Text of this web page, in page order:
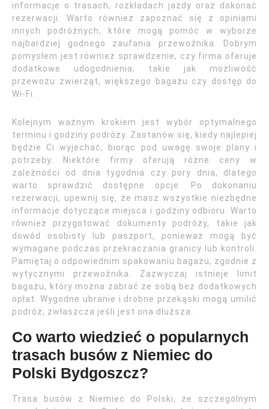
informacje o trasach, rozkładach jazdy oraz dokonać
rezerwacji. Warto również zapoznać się z opiniami
innych podróżnych, które mogą pomóc w wyborze
najbardziej godnego zaufania przewoźnika. Dobrym
pomysłem jest również sprawdzenie, czy firma oferuje
dodatkowe udogodnienia, takie jak możliwość
przewozu zwierząt, większego bagażu czy dostęp do
Wi-Fi.
Kolejnym ważnym krokiem jest wybór optymalnego
terminu i godziny podróży. Zastanów się, kiedy najlepiej
będzie Ci wyjechać, biorąc pod uwagę swoje plany i
potrzeby. Niektóre firmy oferują różne ceny w
zależności od dnia tygodnia czy pory dnia, dlatego
warto sprawdzić dostępne opcje. Po dokonaniu
rezerwacji, upewnij się, że masz wszystkie niezbędne
informacje dotyczące miejsca i godziny odbioru. Warto
również przygotować dokumenty podróży, takie jak
dowód osobisty lub paszport, ponieważ mogą być
wymagane podczas przekraczania granicy lub kontroli.
Pamiętaj o odpowiednim spakowaniu bagażu, zgodnie z
wytycznymi przewoźnika. Zazwyczaj istnieje limit
bagażu, który można zabrać ze sobą bez dodatkowych
opłat. Wygodne ubranie i drobne przekąski mogą umilić
podróż, zwłaszcza jeśli jest ona dłuższa.
Co warto wiedzieć o popularnych
trasach busów z Niemiec do
Polski Bydgoszcz?
Trasa busów z Niemiec do Polski, ze szczególnym